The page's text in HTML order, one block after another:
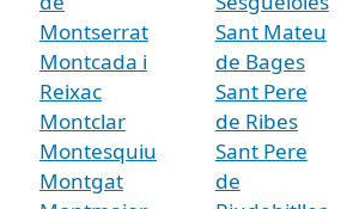
Montserrat
Montcada i
Reixac
Montclar
Montesquiu
Montgat
Sant Mateu
de Bages
Sant Pere
de Ribes
Sant Pere
de